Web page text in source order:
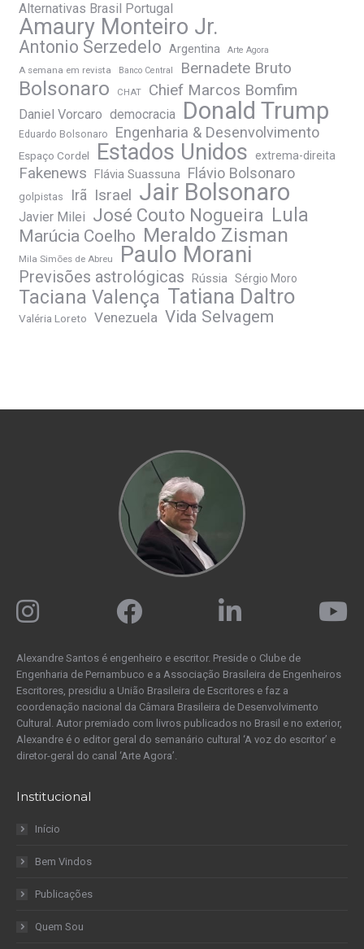
Alternativas Brasil Portugal
Amaury Monteiro Jr.
Antonio Serzedelo Argentina Arte Agora
A semana em revista Banco Central Bernadete Bruto
Bolsonaro CHAT Chief Marcos Bomfim
Daniel Vorcaro democracia Donald Trump
Eduardo Bolsonaro Engenharia & Desenvolvimento
Espaço Cordel Estados Unidos extrema-direita
Fakenews Flávia Suassuna Flávio Bolsonaro
golpistas Irã Israel Jair Bolsonaro
Javier Milei José Couto Nogueira Lula
Marúcia Coelho Meraldo Zisman
Mila Simões de Abreu Paulo Morani
Previsões astrológicas Rússia Sérgio Moro
Taciana Valença Tatiana Daltro
Valéria Loreto Venezuela Vida Selvagem
Alexandre Santos é engenheiro e escritor. Preside o Clube de
Engenharia de Pernambuco e a Associação Brasileira de Engenheiros
Escritores, presidiu a União Brasileira de Escritores e faz a
coordenação nacional da Câmara Brasileira de Desenvolvimento
Cultural. Autor premiado com livros publicados no Brasil e no exterior,
Alexandre é o editor geral do semanário cultural ‘A voz do escritor’ e
diretor-geral do canal ‘Arte Agora’.
Institucional
Início
Bem Vindos
Publicações
Quem Sou